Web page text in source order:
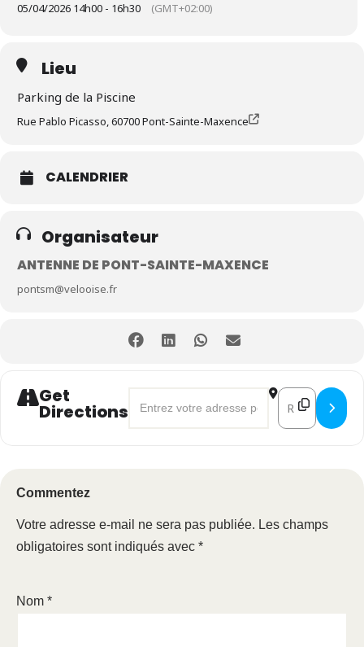
05/04/2026 14h00 - 16h30 (GMT+02:00)
Lieu
Parking de la Piscine
Rue Pablo Picasso, 60700 Pont-Sainte-Maxence
CALENDRIER
Organisateur
ANTENNE DE PONT-SAINTE-MAXENCE
pontsm@velooise.fr
Get
Directions
Address - Balade à vélo à Pont-
Destination
Commentez
Votre adresse e-mail ne sera pas publiée. Les champs
obligatoires sont indiqués avec *
Nom *